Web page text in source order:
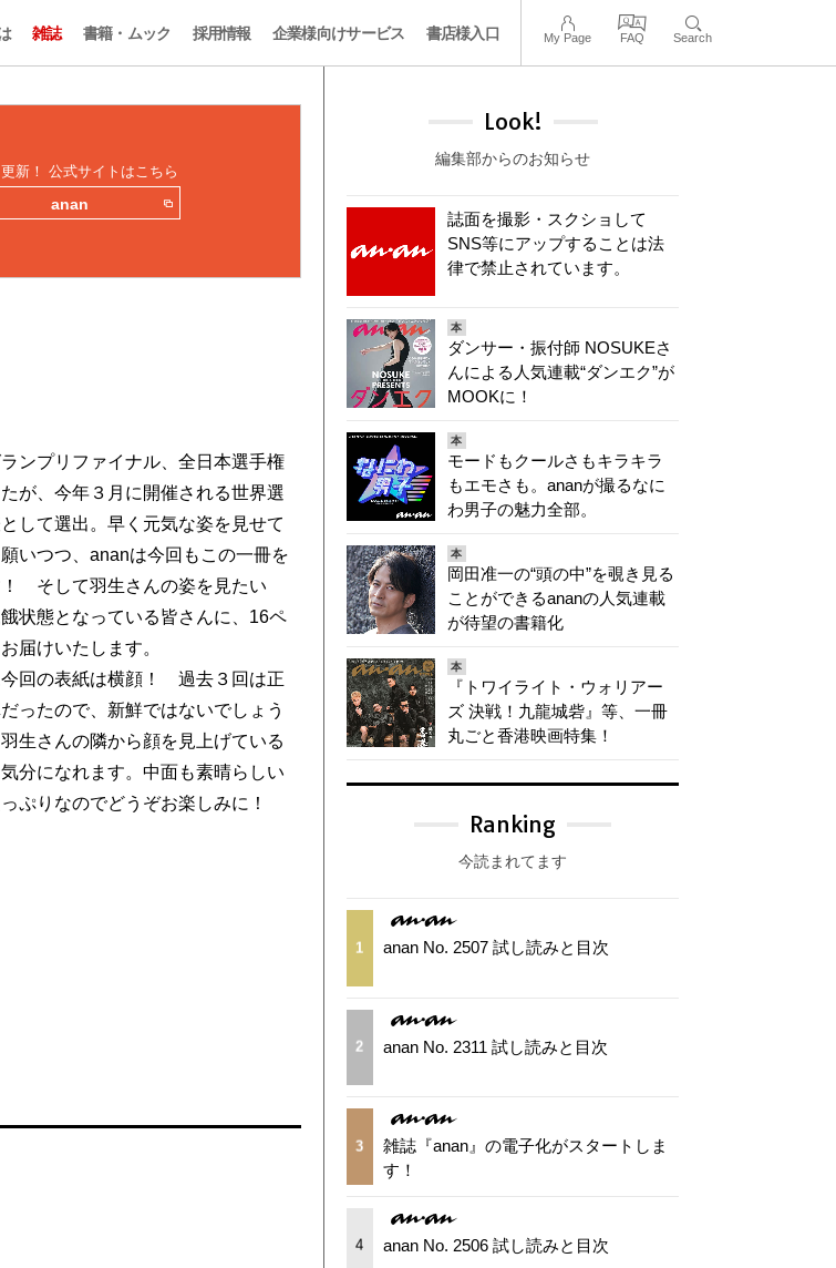
雑誌 書籍・ムック 採用情報 企業様向けサービス 書店様入口 My Page FAQ Search
新！ 公式サイトはこちら
anan
ンプリファイナル、全日本選手権
が、今年３月に開催される世界選
して選出。早く元気な姿を見せて
いつつ、ananは今回もこの一冊を
そして羽生さんの姿を見たい
状態となっている皆さんに、16ペ
届けいたします。
今回の表紙は横顔！ 過去３回は正
ったので、新鮮ではないでしょう
生さんの隣から顔を見上げている
分になれます。中面も素晴らしい
ぷりなのでどうぞお楽しみに！
Look!
編集部からのお知らせ
誌面を撮影・スクショして
SNS等にアップすることは法
律で禁止されています。
本
ダンサー・振付師 NOSUKEさ
んによる人気連載“ダンエク”が
MOOKに！
本
モードもクールさもキラキラ
もエモさも。ananが撮るなに
わ男子の魅力全部。
本
岡田准一の“頭の中”を覗き見る
ことができるananの人気連載
が待望の書籍化
本
『トワイライト・ウォリアー
ズ 決戦！九龍城砦』等、一冊
丸ごと香港映画特集！
Ranking
今読まれてます
1 anan No. 2507 試し読みと目次
2 anan No. 2311 試し読みと目次
3
雑誌『anan』の電子化がスタートしま
す！
4 anan No. 2506 試し読みと目次